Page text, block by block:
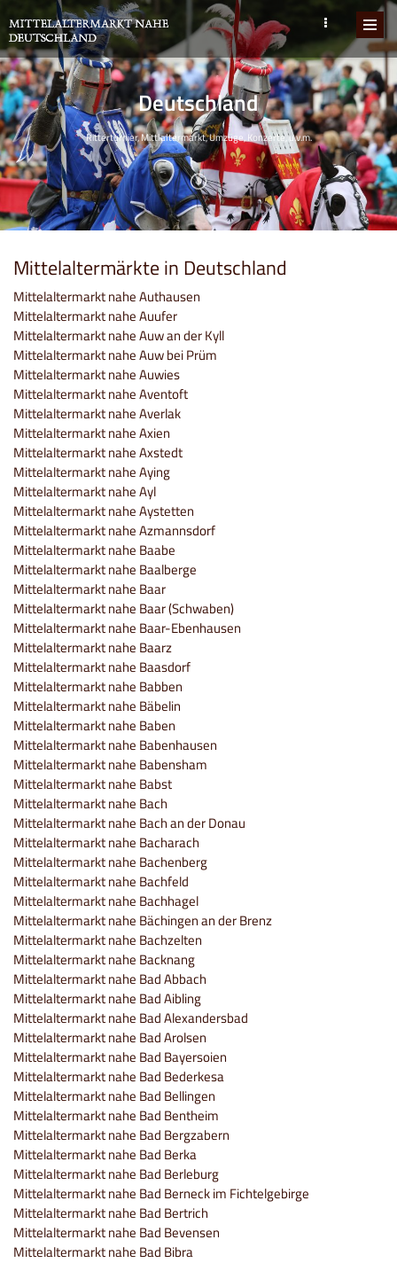
Deutschland
Ritterturnier, Mittlaltermarkt, Umzüge, Konzerte, u.v.m.
Mittelaltermärkte in Deutschland
Mittelaltermarkt nahe Authausen
Mittelaltermarkt nahe Auufer
Mittelaltermarkt nahe Auw an der Kyll
Mittelaltermarkt nahe Auw bei Prüm
Mittelaltermarkt nahe Auwies
Mittelaltermarkt nahe Aventoft
Mittelaltermarkt nahe Averlak
Mittelaltermarkt nahe Axien
Mittelaltermarkt nahe Axstedt
Mittelaltermarkt nahe Aying
Mittelaltermarkt nahe Ayl
Mittelaltermarkt nahe Aystetten
Mittelaltermarkt nahe Azmannsdorf
Mittelaltermarkt nahe Baabe
Mittelaltermarkt nahe Baalberge
Mittelaltermarkt nahe Baar
Mittelaltermarkt nahe Baar (Schwaben)
Mittelaltermarkt nahe Baar-Ebenhausen
Mittelaltermarkt nahe Baarz
Mittelaltermarkt nahe Baasdorf
Mittelaltermarkt nahe Babben
Mittelaltermarkt nahe Bäbelin
Mittelaltermarkt nahe Baben
Mittelaltermarkt nahe Babenhausen
Mittelaltermarkt nahe Babensham
Mittelaltermarkt nahe Babst
Mittelaltermarkt nahe Bach
Mittelaltermarkt nahe Bach an der Donau
Mittelaltermarkt nahe Bacharach
Mittelaltermarkt nahe Bachenberg
Mittelaltermarkt nahe Bachfeld
Mittelaltermarkt nahe Bachhagel
Mittelaltermarkt nahe Bächingen an der Brenz
Mittelaltermarkt nahe Bachzelten
Mittelaltermarkt nahe Backnang
Mittelaltermarkt nahe Bad Abbach
Mittelaltermarkt nahe Bad Aibling
Mittelaltermarkt nahe Bad Alexandersbad
Mittelaltermarkt nahe Bad Arolsen
Mittelaltermarkt nahe Bad Bayersoien
Mittelaltermarkt nahe Bad Bederkesa
Mittelaltermarkt nahe Bad Bellingen
Mittelaltermarkt nahe Bad Bentheim
Mittelaltermarkt nahe Bad Bergzabern
Mittelaltermarkt nahe Bad Berka
Mittelaltermarkt nahe Bad Berleburg
Mittelaltermarkt nahe Bad Berneck im Fichtelgebirge
Mittelaltermarkt nahe Bad Bertrich
Mittelaltermarkt nahe Bad Bevensen
Mittelaltermarkt nahe Bad Bibra